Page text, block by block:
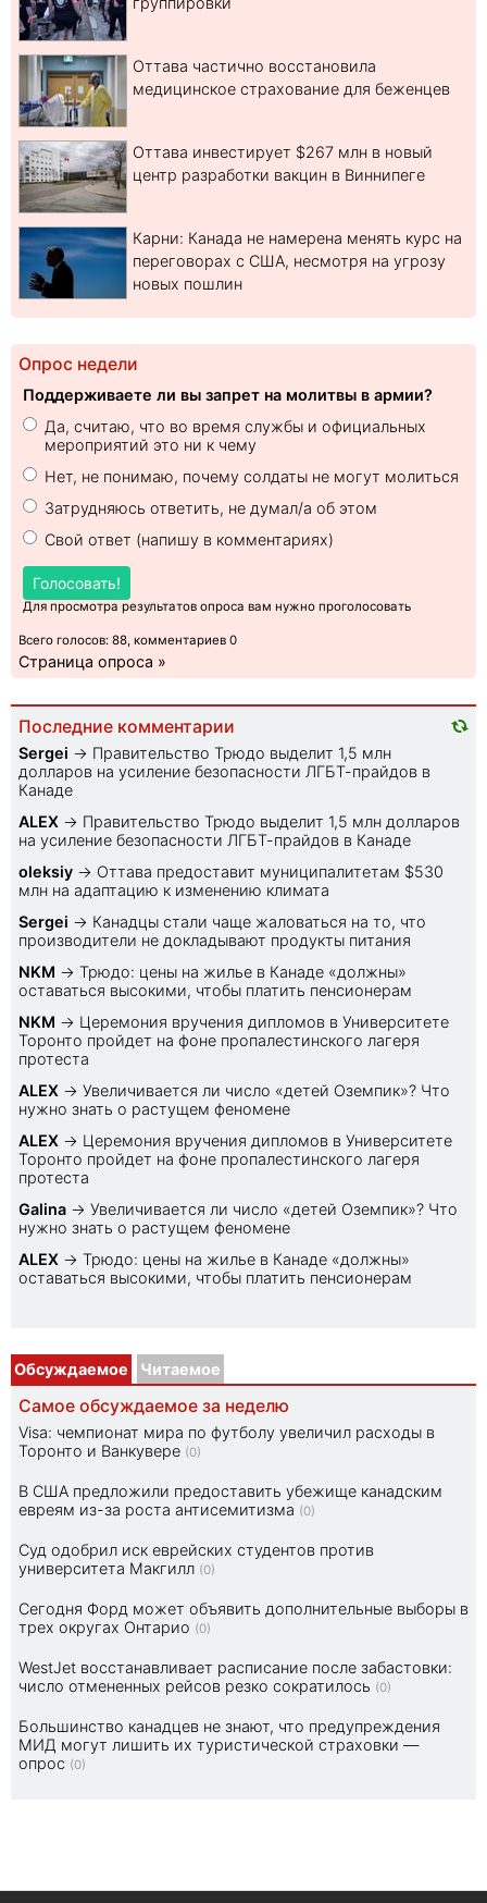
Оттава частично восстановила
медицинское страхование для беженцев
Оттава инвестирует $267 млн в новый
центр разработки вакцин в Виннипеге
Карни: Канада не намерена менять курс на
переговорах с США, несмотря на угрозу
новых пошлин
Опрос недели
Поддерживаете ли вы запрет на молитвы в армии?
Да, считаю, что во время службы и официальных
мероприятий это ни к чему
Нет, не понимаю, почему солдаты не могут молиться
Затрудняюсь ответить, не думал/а об этом
Свой ответ (напишу в комментариях)
Голосовать!
Для просмотра результатов опроса вам нужно проголосовать
Всего голосов: 88, комментариев 0
Страница опроса »
Последние комментарии
Sеrgei → Правительство Трюдо выделит 1,5 млн
долларов на усиление безопасности ЛГБТ-прайдов в
Канаде
ALEX → Правительство Трюдо выделит 1,5 млн долларов
на усиление безопасности ЛГБТ-прайдов в Канаде
oleksiy → Оттава предоставит муниципалитетам $530
млн на адаптацию к изменению климата
Sеrgei → Канадцы стали чаще жаловаться на то, что
производители не докладывают продукты питания
NKM → Трюдо: цены на жилье в Канаде «должны»
оставаться высокими, чтобы платить пенсионерам
NKM → Церемония вручения дипломов в Университете
Торонто пройдет на фоне пропалестинского лагеря
протеста
ALEX → Увеличивается ли число «детей Оземпик»? Что
нужно знать о растущем феномене
ALEX → Церемония вручения дипломов в Университете
Торонто пройдет на фоне пропалестинского лагеря
протеста
Galina → Увеличивается ли число «детей Оземпик»? Что
нужно знать о растущем феномене
ALEX → Трюдо: цены на жилье в Канаде «должны»
оставаться высокими, чтобы платить пенсионерам
Обсуждаемое Читаемое
Самое обсуждаемое за неделю
Visa: чемпионат мира по футболу увеличил расходы в
Торонто и Ванкувере (0)
В США предложили предоставить убежище канадским
евреям из-за роста антисемитизма (0)
Суд одобрил иск еврейских студентов против
университета Макгилл (0)
Сегодня Форд может объявить дополнительные выборы в
трех округах Онтарио (0)
WestJet восстанавливает расписание после забастовки:
число отмененных рейсов резко сократилось (0)
Большинство канадцев не знают, что предупреждения
МИД могут лишить их туристической страховки —
опрос (0)